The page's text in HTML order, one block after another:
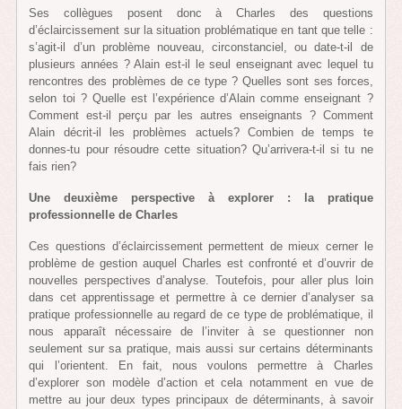
Ses collègues posent donc à Charles des questions
d’éclaircissement sur la situation problématique en tant que telle :
s’agit-il d’un problème nouveau, circonstanciel, ou date-t-il de
plusieurs années ? Alain est-il le seul enseignant avec lequel tu
rencontres des problèmes de ce type ? Quelles sont ses forces,
selon toi ? Quelle est l’expérience d’Alain comme enseignant ?
Comment est-il perçu par les autres enseignants ? Comment
Alain décrit-il les problèmes actuels? Combien de temps te
donnes-tu pour résoudre cette situation? Qu’arrivera-t-il si tu ne
fais rien?
Une deuxième perspective à explorer : la pratique
professionnelle de Charles
Ces questions d’éclaircissement permettent de mieux cerner le
problème de gestion auquel Charles est confronté et d’ouvrir de
nouvelles perspectives d’analyse. Toutefois, pour aller plus loin
dans cet apprentissage et permettre à ce dernier d’analyser sa
pratique professionnelle au regard de ce type de problématique, il
nous apparaît nécessaire de l’inviter à se questionner non
seulement sur sa pratique, mais aussi sur certains déterminants
qui l’orientent. En fait, nous voulons permettre à Charles
d’explorer son modèle d’action et cela notamment en vue de
mettre au jour deux types principaux de déterminants, à savoir